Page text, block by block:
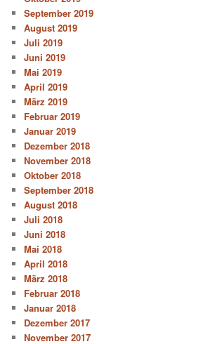
September 2019
August 2019
Juli 2019
Juni 2019
Mai 2019
April 2019
März 2019
Februar 2019
Januar 2019
Dezember 2018
November 2018
Oktober 2018
September 2018
August 2018
Juli 2018
Juni 2018
Mai 2018
April 2018
März 2018
Februar 2018
Januar 2018
Dezember 2017
November 2017